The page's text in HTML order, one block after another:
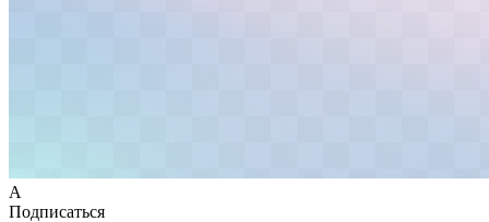
A
Подписаться